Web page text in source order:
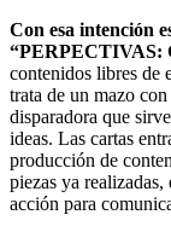
Con esa intención
“PERPECTIVAS:
contenidos libres de
trata de un mazo
disparadora que
ideas. Las cartas
producción de
piezas ya
acción para